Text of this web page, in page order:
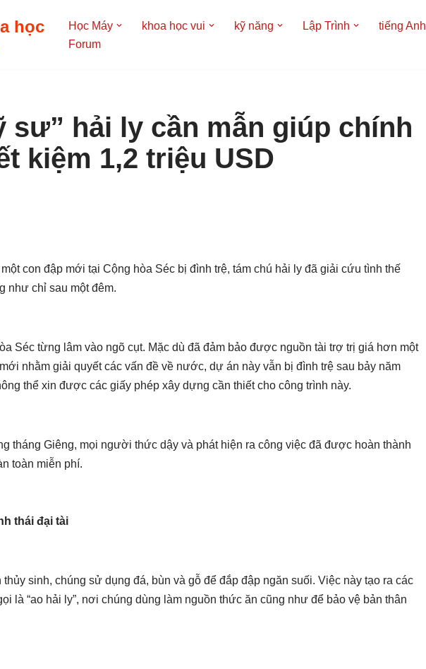
học Học Máy khoa học vui kỹ năng Lập Trình tiếng Anh
Forum
sư” hải ly cần mẫn giúp chính
kiệm 1,2 triệu USD
con đập mới tại Cộng hòa Séc bị đình trệ, tám chú hải ly đã giải cứu tình thế
như chỉ sau một đêm.
Séc từng lâm vào ngõ cụt. Mặc dù đã đảm bảo được nguồn tài trợ trị giá hơn một
nhằm giải quyết các vấn đề về nước, dự án này vẫn bị đình trệ sau bảy năm
thể xin được các giấy phép xây dựng cần thiết cho công trình này.
tháng Giêng, mọi người thức dậy và phát hiện ra công việc đã được hoàn thành
toàn miễn phí.
thái đại tài
sinh, chúng sử dụng đá, bùn và gỗ để đắp đập ngăn suối. Việc này tạo ra các
là “ao hải ly”, nơi chúng dùng làm nguồn thức ăn cũng như để bảo vệ bản thân